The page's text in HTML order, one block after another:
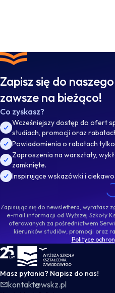
Zapisz się do naszego
zawsze na bieżąco!
Co zyskasz?
Wcześniejszy dostęp do ofert
studiach, promocji oraz
Powiadomienia o rabatach
Zaproszenia na warsztaty,
zamknięte.
Inspirujące wskazówki i
Zapisując się do newslettera, wyrażasz
e-mail informacji od Wyższej Szkoły
oferowanych za pośrednictwem
kierunków studiów, promocji oraz
Polityce
WSKZ - strona główna
Masz pytania? Napisz do nas!
kontakt@wskz.pl